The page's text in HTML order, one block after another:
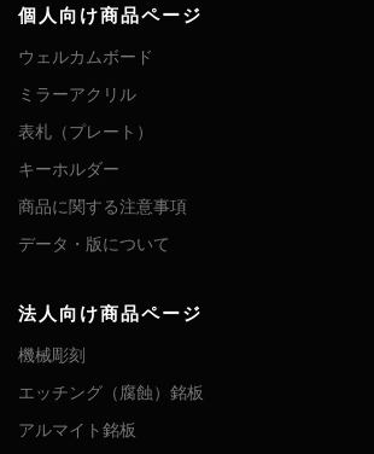
個人向け商品ページ
ウェルカムボード
ミラーアクリル
表札（プレート）
キーホルダー
商品に関する注意事項
データ・版について
法人向け商品ページ
機械彫刻
エッチング（腐蝕）銘板
アルマイト銘板